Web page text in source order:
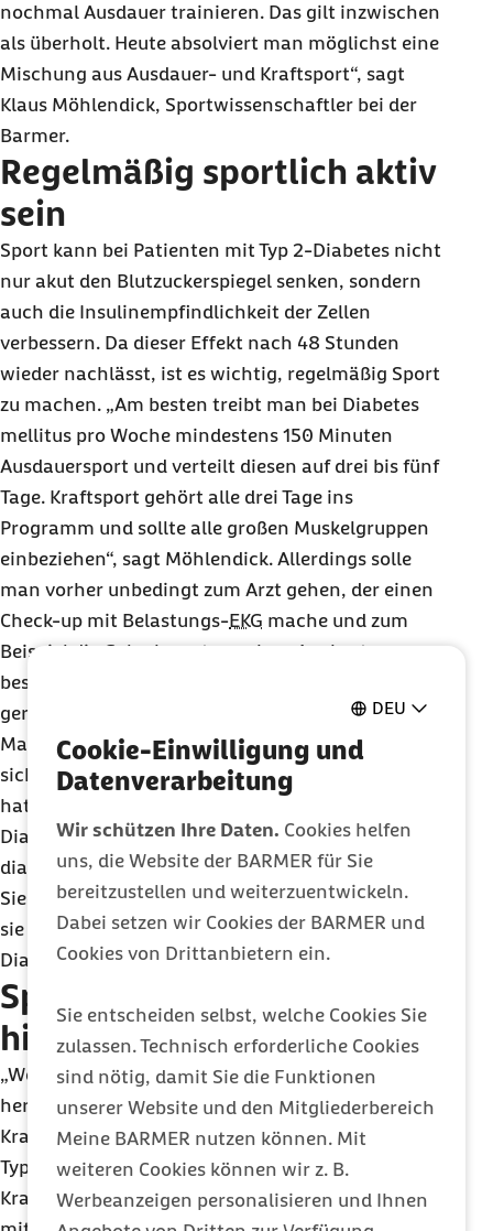
DEU
Cookie-Einwilligung und
Datenverarbeitung
Wir schützen Ihre Daten. Cookies helfen
uns, die Website der BARMER für Sie
bereitzustellen und weiterzuentwickeln.
Dabei setzen wir Cookies der BARMER und
Cookies von Drittanbietern ein.
Sie entscheiden selbst, welche Cookies Sie
zulassen. Technisch erforderliche Cookies
sind nötig, damit Sie die Funktionen
unserer Website und den Mitgliederbereich
Meine BARMER nutzen können. Mit
weiteren Cookies können wir z. B.
Werbeanzeigen personalisieren und Ihnen
nochmal Ausdauer trainieren. Das gilt inzwischen
als überholt. Heute absolviert man möglichst eine
Mischung aus Ausdauer- und Kraftsport“, sagt
Klaus Möhlendick, Sportwissenschaftler bei der
Barmer.
Regelmäßig sportlich aktiv
sein
Sport kann bei Patienten mit Typ 2-Diabetes nicht
nur akut den Blutzuckerspiegel senken, sondern
auch die Insulinempfindlichkeit der Zellen
verbessern. Da dieser Effekt nach 48 Stunden
wieder nachlässt, ist es wichtig, regelmäßig Sport
zu machen. „Am besten treibt man bei Diabetes
mellitus pro Woche mindestens 150 Minuten
Ausdauersport und verteilt diesen auf drei bis fünf
Tage. Kraftsport gehört alle drei Tage ins
Programm und sollte alle großen Muskelgruppen
einbeziehen“, sagt Möhlendick. Allerdings solle
man vorher unbedingt zum Arzt gehen, der einen
Check-up mit Belastungs-EKG mache und zum
Beispiel die Gelenke untersuche. „Am besten
bespricht man mit dem Arzt, welche Sportart man
gerne treiben möchte, um zusammen das richtige
Maß zu finden“, rät der Sportwissenschaftler. Wer
sich für ein Training im Fitness-Studio entschieden
hat, sollte auf ein Qualitätssiegel der Deutschen
Diabetes Gesellschaft in Zusammenarbeit mit
diabetesDE und demTÜVRheinland achten. Diese
Siegel-Angebote sind ausgezeichnet worden, weil
sie eine seriöse medizinische Betreuung von
Diabetikern gewährleisten.
Sport kann Insulintherapie
hinausschieben
„Wer sich langsam an das richtige Pensum
herantastet und seine Grenzen kennt, kann mit
Kraft- und Ausdauersport den Verlauf von Diabetes
Typ 2 sehr positiv beeinflussen“, sagt Möhlendick.
Kraftsport baue das für die Erkrankung